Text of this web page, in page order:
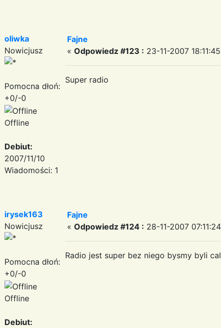
oliwka
Nowicjusz
Pomocna dłoń:
+0/-0
Offline
Debiut:
2007/11/10
Wiadomości: 1
Fajne
« Odpowiedz #123 : 23-11-2007
Super radio
irysek163
Nowicjusz
Pomocna dłoń:
+0/-0
Offline
Debiut:
Fajne
« Odpowiedz #124 : 28-11-2007
Radio jest super bez niego bysmy byli